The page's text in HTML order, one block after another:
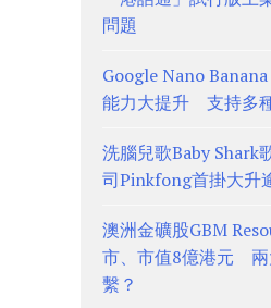
問題
Google Nano
能力大提升 支持多
洗腦兒歌Baby
司Pinkfong首掛大升
澳洲金礦股GBM
市、市值8億港元 兩
繫？